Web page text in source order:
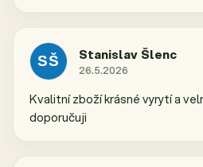
SŠ Stanislav Šlenc
Hodnocení obchodu je
26.5.2026
Kvalitní zboží krásné vyrytí a
doporučuji